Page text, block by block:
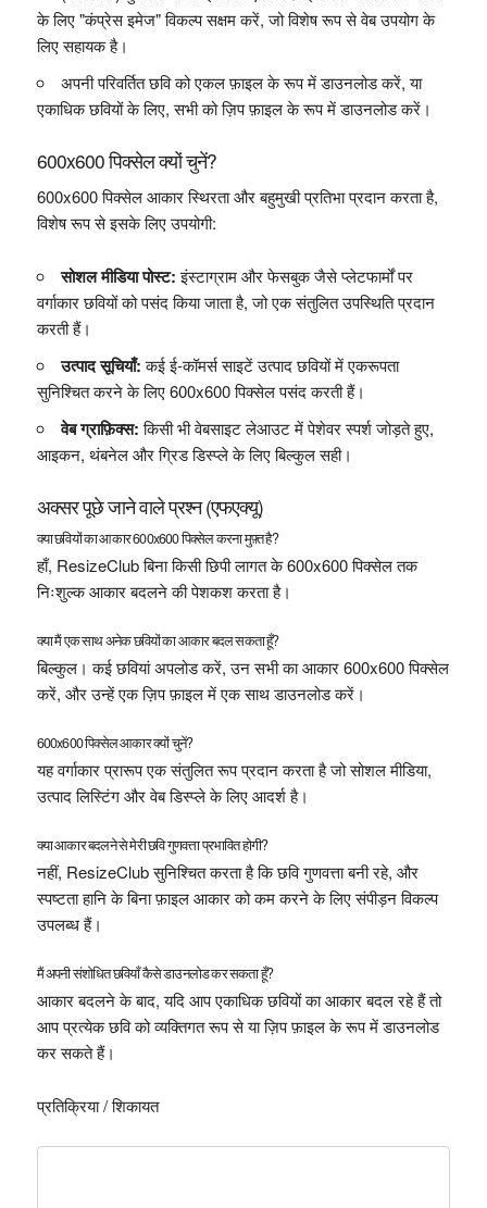
के लिए "कंप्रेस इमेज" विकल्प सक्षम करें, जो विशेष रूप से वेब उपयोग के
लिए सहायक है।
अपनी परिवर्तित छवि को एकल फ़ाइल के रूप में डाउनलोड करें, या
एकाधिक छवियों के लिए, सभी को ज़िप फ़ाइल के रूप में डाउनलोड करें।
600x600 पिक्सेल क्यों चुनें?
600x600 पिक्सेल आकार स्थिरता और बहुमुखी प्रतिभा प्रदान करता है,
विशेष रूप से इसके लिए उपयोगी:
सोशल मीडिया पोस्ट:इंस्टाग्राम और फेसबुक जैसे प्लेटफार्मों पर
वर्गाकार छवियों को पसंद किया जाता है, जो एक संतुलित उपस्थिति प्रदान
करती हैं।
उत्पाद सूचियाँ:कई ई-कॉमर्स साइटें उत्पाद छवियों में एकरूपता
सुनिश्चित करने के लिए 600x600 पिक्सेल पसंद करती हैं।
वेब ग्राफ़िक्स:किसी भी वेबसाइट लेआउट में पेशेवर स्पर्श जोड़ते हुए,
आइकन, थंबनेल और ग्रिड डिस्प्ले के लिए बिल्कुल सही।
अक्सर पूछे जाने वाले प्रश्न (एफएक्यू)
क्या छवियों का आकार 600x600 पिक्सेल करना मुफ़्त है?
हाँ, ResizeClub बिना किसी छिपी लागत के 600x600 पिक्सेल तक
निःशुल्क आकार बदलने की पेशकश करता है।
क्या मैं एक साथ अनेक छवियों का आकार बदल सकता हूँ?
बिल्कुल। कई छवियां अपलोड करें, उन सभी का आकार 600x600 पिक्सेल
करें, और उन्हें एक ज़िप फ़ाइल में एक साथ डाउनलोड करें।
600x600 पिक्सेल आकार क्यों चुनें?
यह वर्गाकार प्रारूप एक संतुलित रूप प्रदान करता है जो सोशल मीडिया,
उत्पाद लिस्टिंग और वेब डिस्प्ले के लिए आदर्श है।
क्या आकार बदलने से मेरी छवि गुणवत्ता प्रभावित होगी?
नहीं, ResizeClub सुनिश्चित करता है कि छवि गुणवत्ता बनी रहे, और
स्पष्टता हानि के बिना फ़ाइल आकार को कम करने के लिए संपीड़न विकल्प
उपलब्ध हैं।
मैं अपनी संशोधित छवियाँ कैसे डाउनलोड कर सकता हूँ?
आकार बदलने के बाद, यदि आप एकाधिक छवियों का आकार बदल रहे हैं तो
आप प्रत्येक छवि को व्यक्तिगत रूप से या ज़िप फ़ाइल के रूप में डाउनलोड
कर सकते हैं।
प्रतिक्रिया / शिकायत